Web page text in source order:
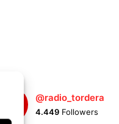
@radio_tordera
4.449 Followers